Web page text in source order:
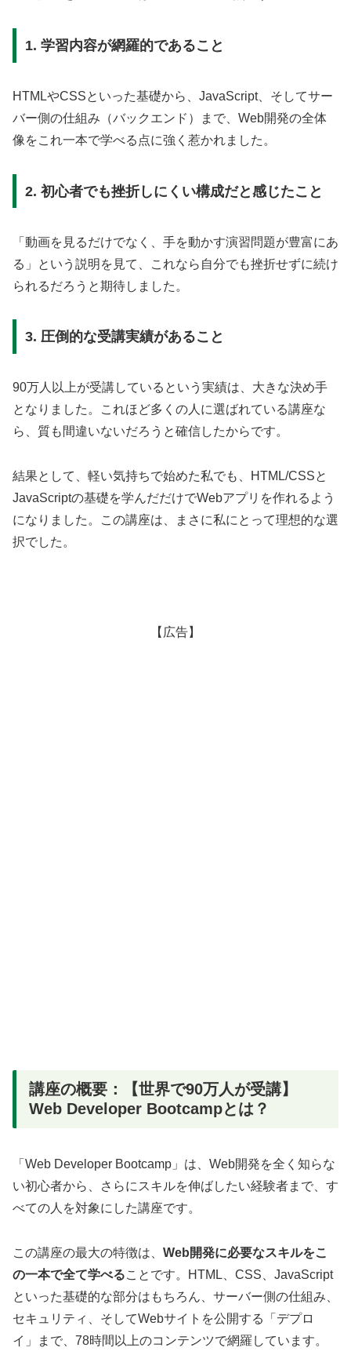
1. 学習内容が網羅的であること
HTMLやCSSといった基礎から、JavaScript、そしてサー
バー側の仕組み（バックエンド）まで、Web開発の全体
像をこれ一本で学べる点に強く惹かれました。
2. 初心者でも挫折しにくい構成だと感じたこと
「動画を見るだけでなく、手を動かす演習問題が豊富にあ
る」という説明を見て、これなら自分でも挫折せずに続け
られるだろうと期待しました。
3. 圧倒的な受講実績があること
90万人以上が受講しているという実績は、大きな決め手
となりました。これほど多くの人に選ばれている講座な
ら、質も間違いないだろうと確信したからです。
結果として、軽い気持ちで始めた私でも、HTML/CSSと
JavaScriptの基礎を学んだだけでWebアプリを作れるよう
になりました。この講座は、まさに私にとって理想的な選
択でした。
【広告】
講座の概要：【世界で90万人が受講】
Web Developer Bootcampとは？
「Web Developer Bootcamp」は、Web開発を全く知らな
い初心者から、さらにスキルを伸ばしたい経験者まで、す
べての人を対象にした講座です。
この講座の最大の特徴は、 Web開発に必要なスキルをこ
の一本で全て学べることです。HTML、CSS、JavaScript
といった基礎的な部分はもちろん、サーバー側の仕組み、
セキュリティ、そしてWebサイトを公開する「デプロ
イ」まで、78時間以上のコンテンツで網羅しています。